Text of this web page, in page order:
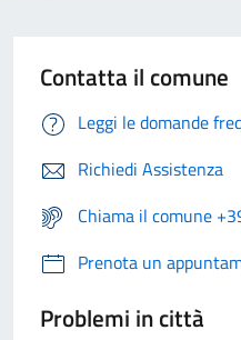
Contatta il comune
Leggi le domande
Richiedi Assistenza
Chiama il comune
Prenota un
Problemi in città